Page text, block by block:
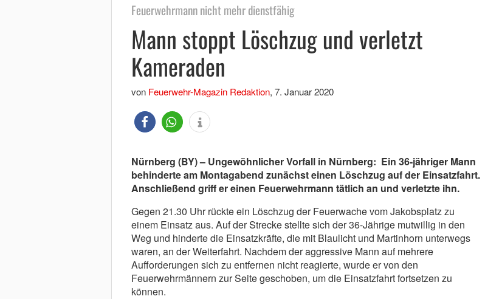
Feuerwehrmann nicht mehr dienstfähig
Mann stoppt Löschzug und verletzt
Kameraden
von Feuerwehr-Magazin Redaktion, 7. Januar 2020
Nürnberg (BY) – Ungewöhnlicher Vorfall in Nürnberg: Ein 36-jähriger Mann
behinderte am Montagabend zunächst einen Löschzug auf der Einsatzfahrt.
Anschließend griff er einen Feuerwehrmann tätlich an und verletzte ihn.
Gegen 21.30 Uhr rückte ein Löschzug der Feuerwache vom Jakobsplatz zu
einem Einsatz aus. Auf der Strecke stellte sich der 36-Jährige mutwillig in den
Weg und hinderte die Einsatzkräfte, die mit Blaulicht und Martinhorn unterwegs
waren, an der Weiterfahrt. Nachdem der aggressive Mann auf mehrere
Aufforderungen sich zu entfernen nicht reagierte, wurde er von den
Feuerwehrmännern zur Seite geschoben, um die Einsatzfahrt fortsetzen zu
können.